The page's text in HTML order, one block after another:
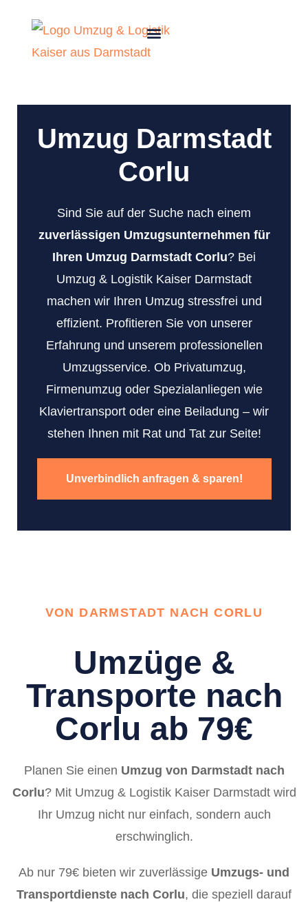
Umzug Darmstadt
Corlu
Sind Sie auf der Suche nach einem
zuverlässigen Umzugsunternehmen für
Ihren Umzug Darmstadt Corlu? Bei
Umzug & Logistik Kaiser Darmstadt
machen wir Ihren Umzug stressfrei und
effizient. Profitieren Sie von unserer
Erfahrung und unserem professionellen
Umzugsservice. Ob Privatumzug,
Firmenumzug oder Spezialanliegen wie
Klaviertransport oder eine Beiladung – wir
stehen Ihnen mit Rat und Tat zur Seite!
Unverbindlich anfragen & sparen!
VON DARMSTADT NACH CORLU
Umzüge &
Transporte nach
Corlu ab 79€
Planen Sie einen Umzug von Darmstadt nach
Corlu? Mit Umzug & Logistik Kaiser Darmstadt wird
Ihr Umzug nicht nur einfach, sondern auch
erschwinglich.
Ab nur 79€ bieten wir zuverlässige Umzugs- und
Transportdienste nach Corlu, die speziell darauf